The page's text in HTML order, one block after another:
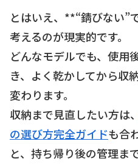
とはいえ、**“錆びない”
考えるのが現実的です。
どんなモデルでも、使用
き、よく乾かしてから収
変わります。
収納まで見直したい方は、
の選び方完全ガイドも合
と、持ち帰り後の管理ま